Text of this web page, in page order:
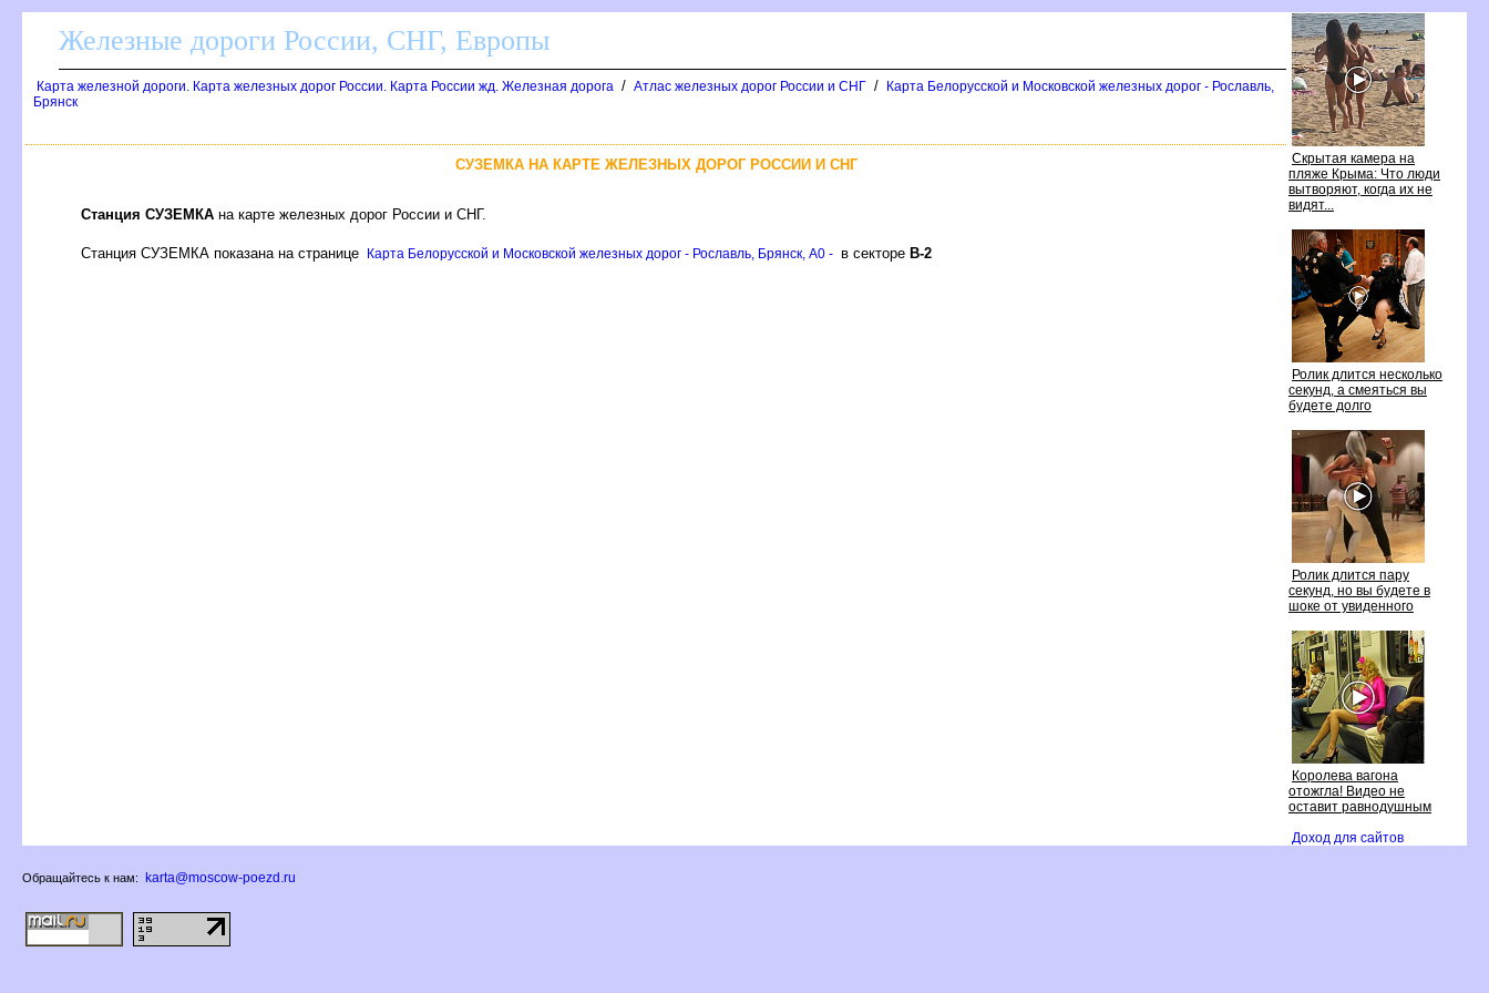
Скрытая камера на
пляже Крыма: Что люди
ытворяют, когда их не
идят...
Ролик длится несколько
секунд, а смеяться вы
удете долго
Ролик длится пару
секунд, но вы будете
шоке от увиденного
Королева вагона
отожгла! Видео не
оставит равнодушным
Доход для сайто
Железные дороги России, СНГ, Европы
Карта железной дороги. Карта железных дорог России. Карта России жд. Железная дорога / Атлас железных дорог России и СНГ /
Карта Белорусской и Московской железных дорог - Рославль,
Брянск
СУЗЕМКА НА КАРТЕ ЖЕЛЕЗНЫХ ДОРОГ РОССИИ И СНГ
Станция СУЗЕМКА на карте железных дорог России и СНГ.
Станция СУЗЕМКА показана на странице Карта Белорусской и Московской железных дорог - Рославль, Брянск, A0 - секторе -2
Обращайтесь к нам: karta@moscow-poezd.ru